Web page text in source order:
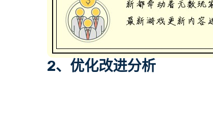
2、优化改进分析